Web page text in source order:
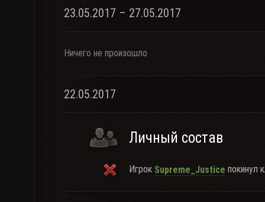
23.05.2017 – 27.05.2017
Ничего не произошло
22.05.2017
Личный состав
Игрок Supreme_Justice покинул